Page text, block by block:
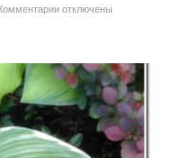
отключены